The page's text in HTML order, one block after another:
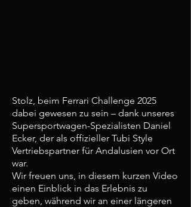
Stolz, beim Ferrari Challenge 2025
dabei gewesen zu sein – dank unseres
Supersportwagen-Spezialisten Daniel
Ecker, der als offizieller Tubi Style
Vertriebspartner für Andalusien vor Ort
war.
Wir freuen uns, in diesem kurzen Video
einen Einblick in das Erlebnis zu
geben, während wir an einer längeren